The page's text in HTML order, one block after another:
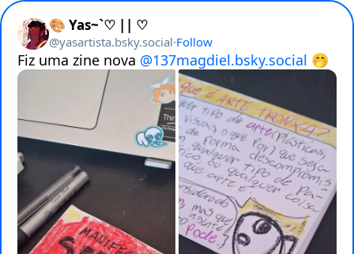
🎨 Yas~`♡ || ♡
@yasartista.bsky.social·Follow
Fiz uma zine nova @137magdiel.bsky.social 🤭